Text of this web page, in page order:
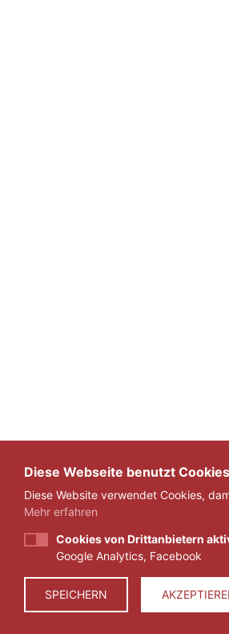
Diese Webseite benutzt Cookies
Diese Website verwendet Cookies,
Mehr erfahren
Cookies von Drittanbietern
Google Analytics, Facebook
SPEICHERN